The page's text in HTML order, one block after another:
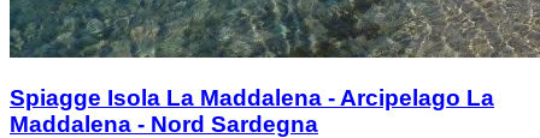
Spiagge Isola La Maddalena - Arcipelago La
Maddalena - Nord Sardegna